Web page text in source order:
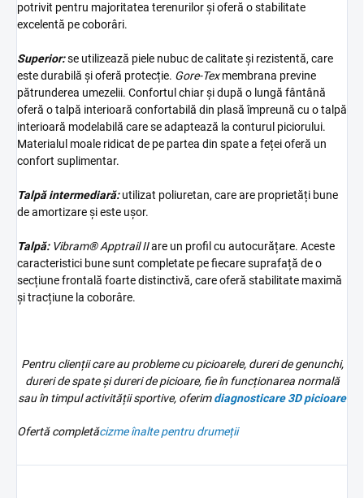
potrivit pentru majoritatea terenurilor și oferă o stabilitate
excelentă pe coborâri.
Superior:se utilizează piele nubuc de calitate și rezistentă, care
este durabilă și oferă protecție. Gore-Texmembrana previne
pătrunderea umezelii. Confortul chiar și după o lungă fântână
oferă o talpă interioară confortabilă din plasă împreună cu o talpă
interioară modelabilă care se adaptează la conturul piciorului.
Materialul moale ridicat de pe partea din spate a feței oferă un
confort suplimentar.
Talpă intermediară: utilizat poliuretan, care are proprietăți bune
de amortizare și este ușor.
Talpă: Vibram® Apptrail IIare un profil cu autocurățare. Aceste
caracteristici bune sunt completate pe fiecare suprafață de o
secțiune frontală foarte distinctivă, care oferă stabilitate maximă
și tracțiune la coborâre.
Pentru clienții care au probleme cu picioarele, dureri de genunchi,
dureri de spate și dureri de picioare, fie în funcționarea normală
sau în timpul activității sportive, oferimdiagnosticare 3Dpicioare
Ofertă completăcizme înalte pentru drumeții